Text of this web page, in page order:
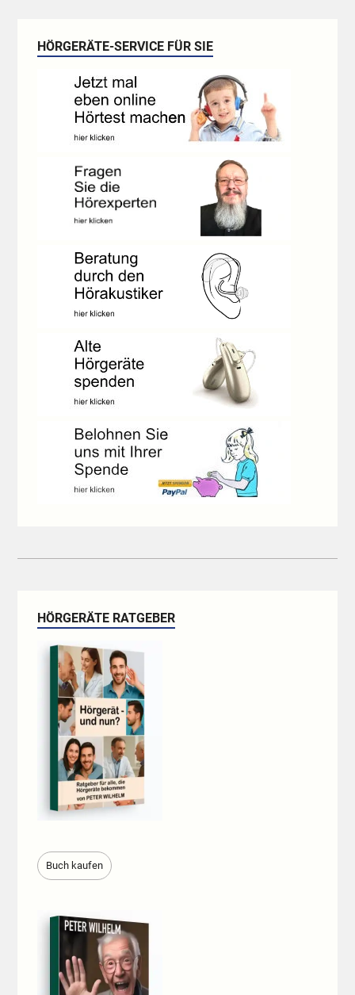
HÖRGERÄTE-SERVICE FÜR SIE
HÖRGERÄTE RATGEBER
Buch kaufen